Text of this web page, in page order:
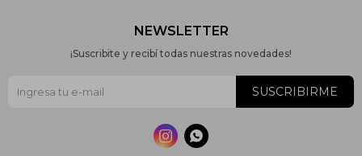
NEWSLETTER
¡Suscribite y recibí todas nuestras novedades!
SUSCRIBIRME
 